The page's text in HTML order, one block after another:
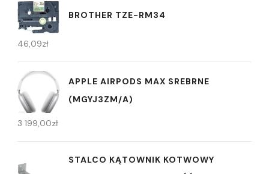
BROTHER TZE-RM34
46,09zł
APPLE AIRPODS MAX SREBRNE
(MGYJ3ZM/A)
3 199,00zł
STALCO KĄTOWNIK KOTWOWY